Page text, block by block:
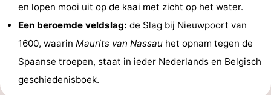
en lopen mooi uit op de kaai met zicht op het water.
Een beroemde veldslag: de Slag bij Nieuwpoort van
1600, waarin Maurits van Nassau het opnam tegen de
Spaanse troepen, staat in ieder Nederlands en Belgisch
geschiedenisboek.